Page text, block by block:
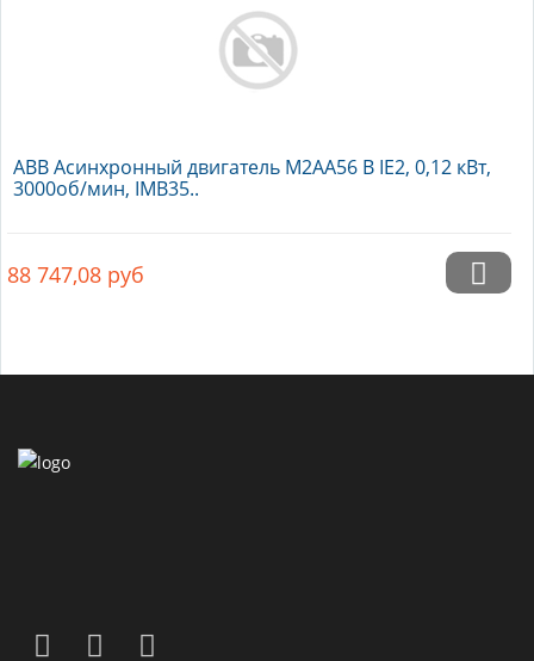
ABB Асинхронный двигатель M2AA56 B IE2, 0,12 кВт,
3000об/мин, IMB35..
88 747,08 руб